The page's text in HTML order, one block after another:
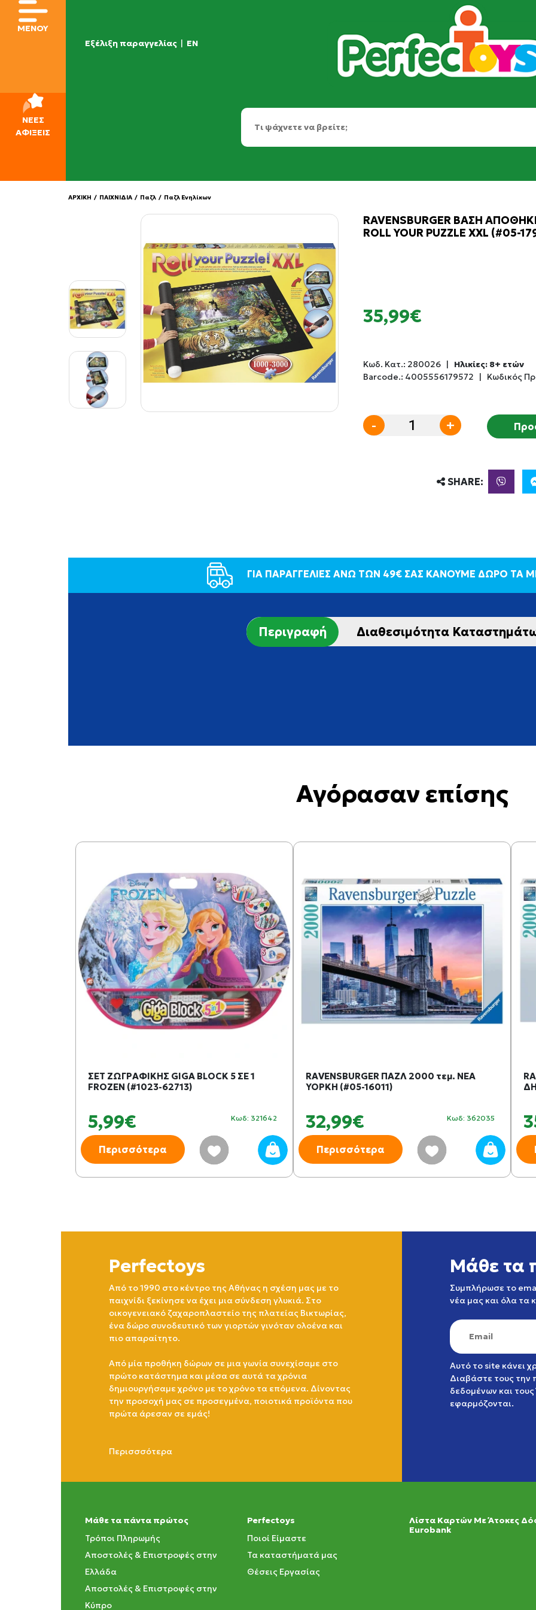
Εξέλιξη παραγγελίας | EN
ΜΕΝΟΥ
ΝΕΕΣ
ΑΦΙΞΕΙΣ
ΑΡΧΙΚΗ / ΠΑΙΧΝΙΔΙΑ / Παζλ / Παζλ Ενηλίκων
RAVENSBURGER ΒΑΣΗ
ROLL YOUR PUZZLE XXL (#05-
35,99€
Κωδ. Κατ.: 280026 |
Ηλικίες: 8+ ετών
Barcode.: 4005556179572 | Κωδικός
- +
SHARE:
ΓΙΑ ΠΑΡΑΓΓΕΛΙΕΣ ΑΝΩ ΤΩΝ 49€ ΣΑΣ ΚΑΝΟΥΜΕ ΔΩΡΟ ΤΑ
Περιγραφή Διαθεσιμότητα
Αγόρασαν επίσης
ΣΕΤ ΖΩΓΡΑΦΙΚΗΣ GIGA BLOCK 5 ΣΕ 1
FROZEN (#1023-62713)
5,99€ Κωδ: 321642
Περισσότερα
RAVENSBURGER ΠΑΖΛ 2000 τεμ. ΝΕΑ
ΥΟΡΚΗ (#05-16011)
32,99€ Κωδ: 362035
Περισσότερα
Perfectoys
Από το 1990 στο κέντρο της Αθήνας η σχέση μας με το
παιχνίδι ξεκίνησε να έχει μια σύνδεση γλυκιά. Στο
οικογενειακό ζαχαροπλαστείο της πλατείας Βικτωρίας,
ένα δώρο συνοδευτικό των γιορτών γινόταν ολοένα και
πιο απαραίτητο.
Από μία προθήκη δώρων σε μια γωνία συνεχίσαμε στο
πρώτο κατάστημα και μέσα σε αυτά τα χρόνια
δημιουργήσαμε χρόνο με το χρόνο τα επόμενα. Δίνοντας
την προσοχή μας σε προσεγμένα, ποιοτικά προϊόντα που
πρώτα άρεσαν σε εμάς!
Περισσσότερα
Μάθε τα
Συμπλήρωσε το
νέα μας και όλα τα
Αυτό το site κάνει
Διαβάστε τους την
δεδομένων και τους
εφαρμόζονται.
Μάθε τα πάντα πρώτος
Τρόποι Πληρωμής
Αποστολές & Επιστροφές στην
Ελλάδα
Αποστολές & Επιστροφές στην
Κύπρο
Perfectoys
Ποιοί Είμαστε
Τα καταστήματά μας
Θέσεις Εργασίας
Λίστα Καρτών Με Άτοκες
Eurobank